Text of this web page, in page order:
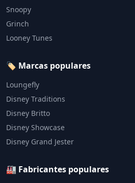
Snoopy
Grinch
Looney Tunes
🏷️ Marcas populares
Loungefly
Disney Traditions
Disney Britto
Disney Showcase
Disney Grand Jester
🏭 Fabricantes populares